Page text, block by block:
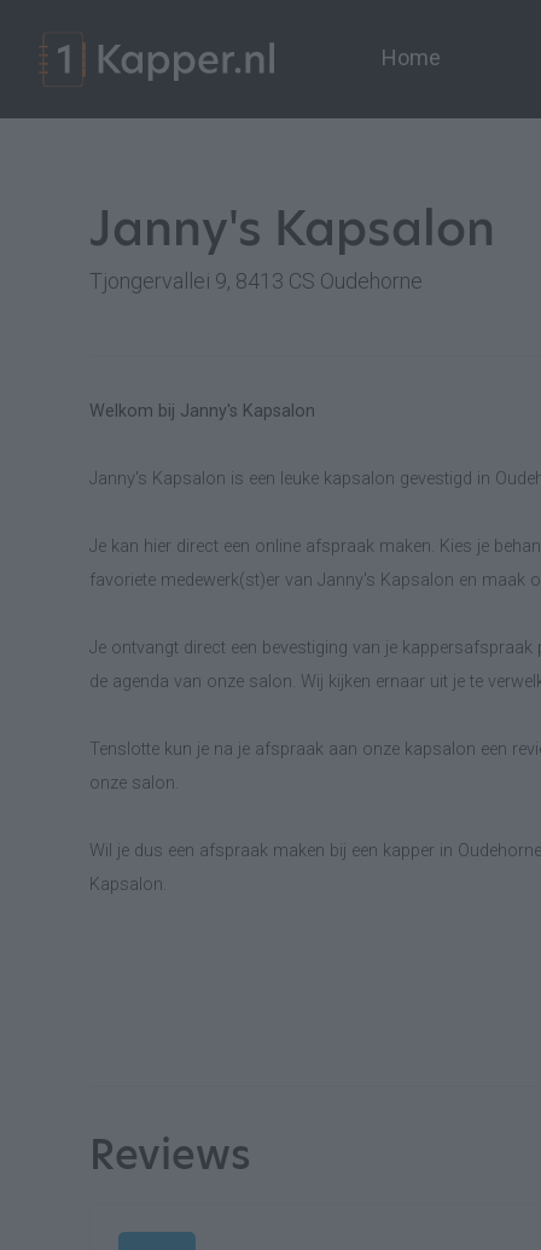
Home
Janny's Kapsalon
Tjongervallei 9, 8413 CS Oudehorne
Welkom bij Janny's Kapsalon
Janny's Kapsalon is een leuke kapsalon gevestigd in
Je kan hier direct een online afspraak maken. Kies je
favoriete medewerk(st)er van Janny's Kapsalon en maak
Je ontvangt direct een bevestiging van je
de agenda van onze salon. Wij kijken ernaar uit je te
Tenslotte kun je na je afspraak aan onze kapsalon een
onze salon.
Wil je dus een afspraak maken bij een kapper in
Kapsalon.
Reviews